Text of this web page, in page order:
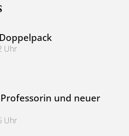
Uhr
und neuer
Uhr